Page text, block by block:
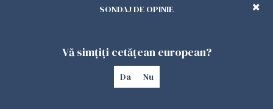
câinele în Germania. Mesajul ei a stârnit
SONDAJ DE OPINIE
Vă simțiți cetățean european?
Da Nu